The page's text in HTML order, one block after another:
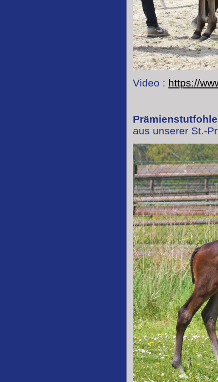
Video : https://
aus unserer St.-